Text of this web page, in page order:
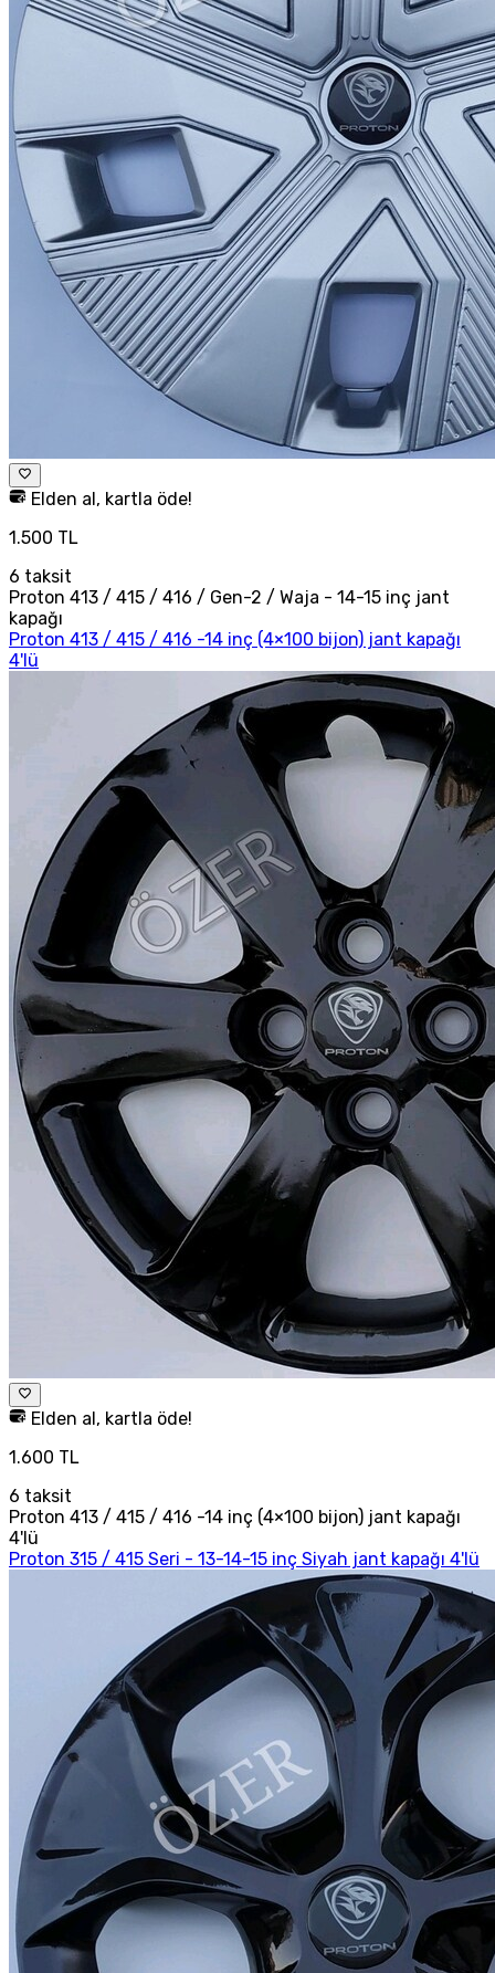
Elden al, kartla öde!
1.500 TL
6 taksit
Proton 413 / 415 / 416 / Gen-2 / Waja - 14-15 inç jant
kapağı
Proton 413 / 415 / 416 -14 inç (4×100 bijon) jant kapağı
4'lü
Elden al, kartla öde!
1.600 TL
6 taksit
Proton 413 / 415 / 416 -14 inç (4×100 bijon) jant kapağı
4'lü
Proton 315 / 415 Seri - 13-14-15 inç Siyah jant kapağı 4'lü